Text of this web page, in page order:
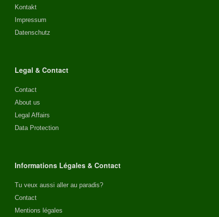
Kontakt
Impressum
Datenschutz
Legal & Contact
Contact
About us
Legal Affairs
Data Protection
Informations Légales & Contact
Tu veux aussi aller au paradis?
Contact
Mentions légales